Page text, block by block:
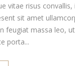
vitae risus
sit amet
feugiat massa leo,
porta...